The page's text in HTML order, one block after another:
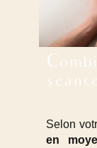
Selon
en